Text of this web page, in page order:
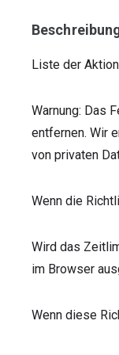
Liste der
Warnung: Das
entfernen. Wir
von privaten
Wenn die
Wird das
im Browser
Wenn diese